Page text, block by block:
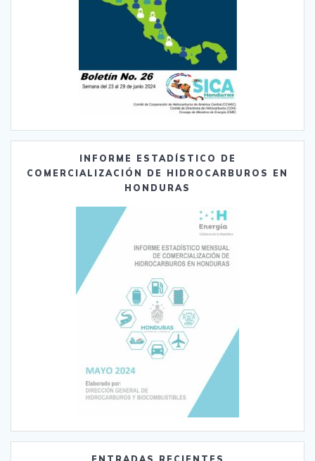
INFORME ESTADÍSTICO DE
COMERCIALIZACIÓN DE HIDROCARBUROS EN
HONDURAS